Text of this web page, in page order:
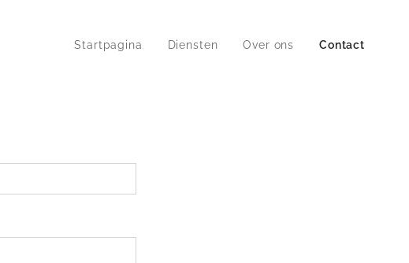
Startpagina Diensten Over ons Contact